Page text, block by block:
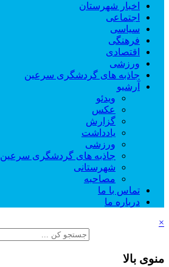
اخبار شهرستان
اجتماعی
سیاسی
فرهنگی
اقتصادی
ورزشی
جاذبه های گردشگری سرعین
آرشیو
ویدئو
عکس
گزارش
یادداشت
ورزشی
جاذبه های گردشگری سرعین
شهرستانی
مصاحبه
تماس با ما
درباره ما
×
منوی بالا